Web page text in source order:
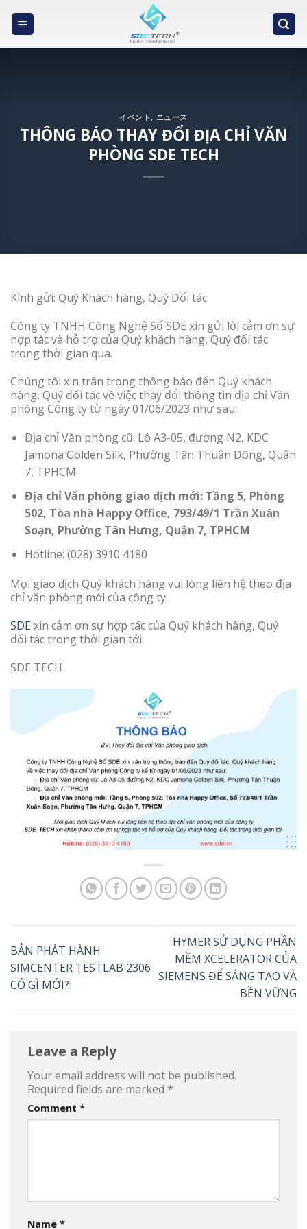
イベント, ニュース
THÔNG BÁO THAY ĐỔI ĐỊA CHỈ VĂN
PHÒNG SDE TECH
Kính gửi: Quý Khách hàng, Quý Đối tác
Công ty TNHH Công Nghệ Số SDE xin gửi lời cảm ơn sự
hợp tác và hỗ trợ của Quý khách hàng, Quý đối tác
trong thời gian qua.
Chúng tôi xin trân trọng thông báo đến Quý khách
hàng, Quý đối tác về việc thay đổi thông tin địa chỉ Văn
phòng Công ty từ ngày 01/06/2023 như sau:
Địa chỉ Văn phòng cũ: Lô A3-05, đường N2, KDC
Jamona Golden Silk, Phường Tân Thuận Đông, Quận
7, TPHCM
Địa chỉ Văn phòng giao dịch mới: Tầng 5, Phòng
502, Tòa nhà Happy Office, 793/49/1 Trần Xuân
Soạn, Phường Tân Hưng, Quận 7, TPHCM
Hotline: (028) 3910 4180
Mọi giao dịch Quý khách hàng vui lòng liên hệ theo địa
chỉ văn phòng mới của công ty.
SDE xin cảm ơn sự hợp tác của Quý khách hàng, Quý
đối tác trong thời gian tới.
SDE TECH
BẢN PHÁT HÀNH
SIMCENTER TESTLAB 2306
CÓ GÌ MỚI?
HYMER SỬ DỤNG PHẦN
MỀM XCELERATOR CỦA
SIEMENS ĐỂ SÁNG TẠO VÀ
BỀN VỮNG
Leave a Reply
Your email address will not be published.
Required fields are marked *
Comment *
Name *